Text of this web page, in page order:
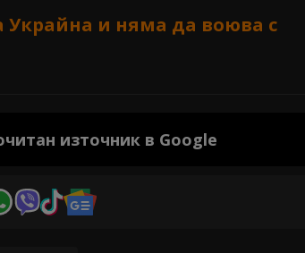
и няма да воюва с
източник в Google